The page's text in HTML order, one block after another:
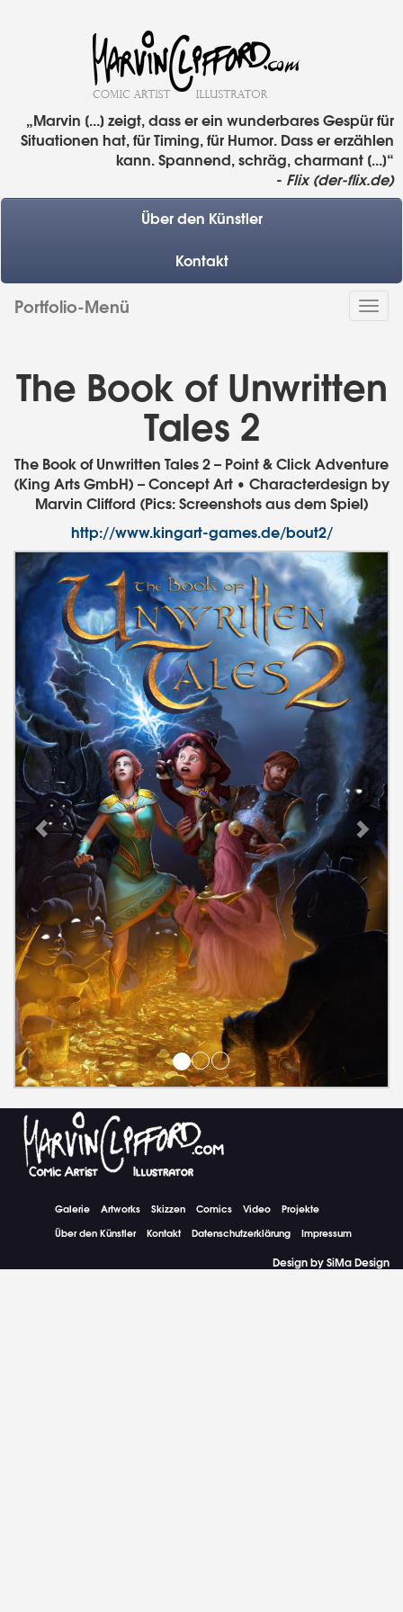
„Marvin [...] zeigt, dass er ein wunderbares Gespür für
Situationen hat, für Timing, für Humor. Dass er erzählen
kann. Spannend, schräg, charmant [...]“
- Flix (der-flix.de)
Über den Künstler
Kontakt
Portfolio-Menü
The Book of Unwritten
Tales 2
The Book of Unwritten Tales 2 – Point & Click Adventure
(King Arts GmbH) – Concept Art • Characterdesign by
Marvin Clifford (Pics: Screenshots aus dem Spiel)
http://www.kingart-games.de/bout2/
Previous Next
Galerie Artworks Skizzen Comics Video
Projekte
Über den Künstler
Kontakt Datenschutzerklärung Impressum
Design by SiMa Design